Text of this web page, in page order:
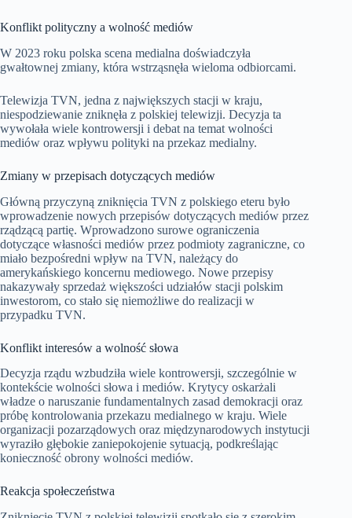
Konflikt polityczny a wolność mediów
W 2023 roku polska scena medialna doświadczyła
gwałtownej zmiany, która wstrząsnęła wieloma odbiorcami.
Telewizja TVN, jedna z największych stacji w kraju,
niespodziewanie zniknęła z polskiej telewizji. Decyzja ta
wywołała wiele kontrowersji i debat na temat wolności
mediów oraz wpływu polityki na przekaz medialny.
Zmiany w przepisach dotyczących mediów
Główną przyczyną zniknięcia TVN z polskiego eteru było
wprowadzenie nowych przepisów dotyczących mediów przez
rządzącą partię. Wprowadzono surowe ograniczenia
dotyczące własności mediów przez podmioty zagraniczne, co
miało bezpośredni wpływ na TVN, należący do
amerykańskiego koncernu mediowego. Nowe przepisy
nakazywały sprzedaż większości udziałów stacji polskim
inwestorom, co stało się niemożliwe do realizacji w
przypadku TVN.
Konflikt interesów a wolność słowa
Decyzja rządu wzbudziła wiele kontrowersji, szczególnie w
kontekście wolności słowa i mediów. Krytycy oskarżali
władze o naruszanie fundamentalnych zasad demokracji oraz
próbę kontrolowania przekazu medialnego w kraju. Wiele
organizacji pozarządowych oraz międzynarodowych instytucji
wyraziło głębokie zaniepokojenie sytuacją, podkreślając
konieczność obrony wolności mediów.
Reakcja społeczeństwa